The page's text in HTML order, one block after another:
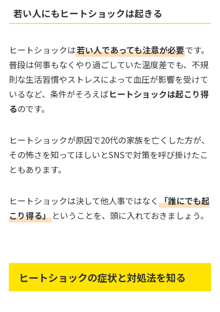
若い人にもヒートショックは起きる
ヒートショックは若い人であっても注意が必要です。
普段は何事もなくやり過ごしていた温度差でも、不規
則な生活習慣やストレスによって血圧が影響を受けて
いるなど、条件がそろえばヒートショックは起こり得
るのです。
ヒートショックが原因で20代の家族を亡くした方が、
その怖さを知ってほしいとSNSで対策を呼び掛けたこ
ともあります。
ヒートショックは決して他人事ではなく 「誰にでも起
こり得る」ということを、頭に入れておきましょう。
ヒートショックの症状と対処法を知る